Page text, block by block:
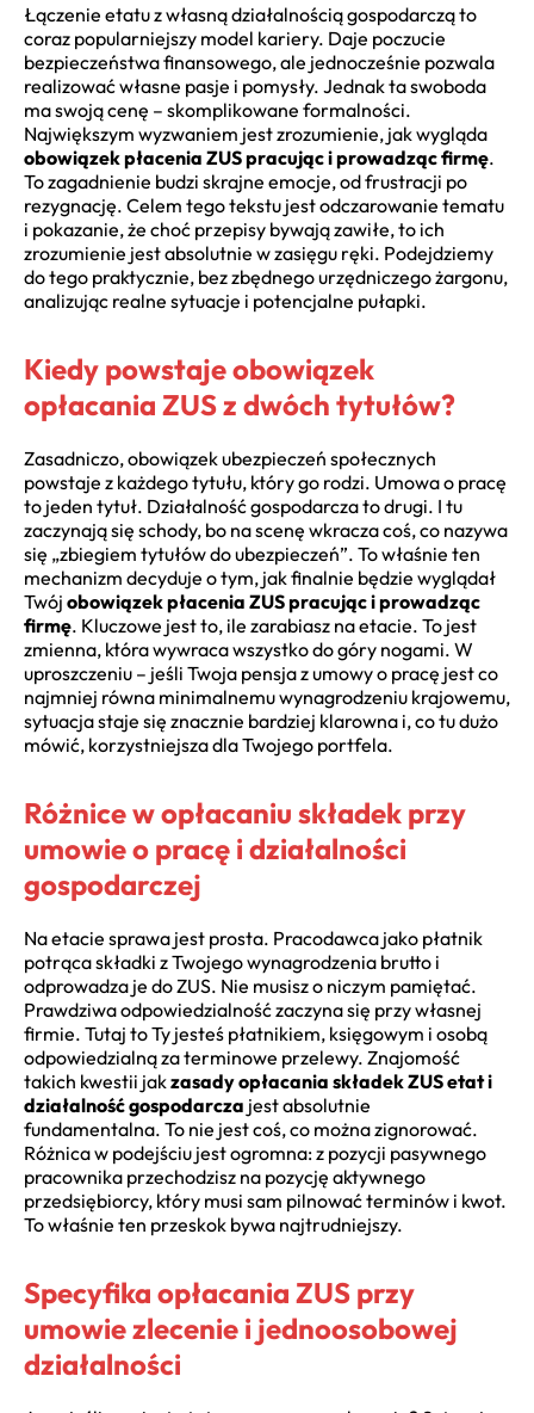
Łączenie etatu z własną działalnością gospodarczą to
coraz popularniejszy model kariery. Daje poczucie
bezpieczeństwa finansowego, ale jednocześnie pozwala
realizować własne pasje i pomysły. Jednak ta swoboda
ma swoją cenę – skomplikowane formalności.
Największym wyzwaniem jest zrozumienie, jak wygląda
obowiązek płacenia ZUS pracując i prowadząc firmę.
To zagadnienie budzi skrajne emocje, od frustracji po
rezygnację. Celem tego tekstu jest odczarowanie tematu
i pokazanie, że choć przepisy bywają zawiłe, to ich
zrozumienie jest absolutnie w zasięgu ręki. Podejdziemy
do tego praktycznie, bez zbędnego urzędniczego żargonu,
analizując realne sytuacje i potencjalne pułapki.
Kiedy powstaje obowiązek
opłacania ZUS z dwóch tytułów?
Zasadniczo, obowiązek ubezpieczeń społecznych
powstaje z każdego tytułu, który go rodzi. Umowa o pracę
to jeden tytuł. Działalność gospodarcza to drugi. I tu
zaczynają się schody, bo na scenę wkracza coś, co nazywa
się „zbiegiem tytułów do ubezpieczeń”. To właśnie ten
mechanizm decyduje o tym, jak finalnie będzie wyglądał
Twój obowiązek płacenia ZUS pracując i prowadząc
firmę. Kluczowe jest to, ile zarabiasz na etacie. To jest
zmienna, która wywraca wszystko do góry nogami. W
uproszczeniu – jeśli Twoja pensja z umowy o pracę jest co
najmniej równa minimalnemu wynagrodzeniu krajowemu,
sytuacja staje się znacznie bardziej klarowna i, co tu dużo
mówić, korzystniejsza dla Twojego portfela.
Różnice w opłacaniu składek przy
umowie o pracę i działalności
gospodarczej
Na etacie sprawa jest prosta. Pracodawca jako płatnik
potrąca składki z Twojego wynagrodzenia brutto i
odprowadza je do ZUS. Nie musisz o niczym pamiętać.
Prawdziwa odpowiedzialność zaczyna się przy własnej
firmie. Tutaj to Ty jesteś płatnikiem, księgowym i osobą
odpowiedzialną za terminowe przelewy. Znajomość
takich kwestii jakzasady opłacania składek ZUS etat i
działalność gospodarcza jest absolutnie
fundamentalna. To nie jest coś, co można zignorować.
Różnica w podejściu jest ogromna: z pozycji pasywnego
pracownika przechodzisz na pozycję aktywnego
przedsiębiorcy, który musi sam pilnować terminów i kwot.
To właśnie ten przeskok bywa najtrudniejszy.
Specyfika opłacania ZUS przy
umowie zlecenie i jednoosobowej
działalności